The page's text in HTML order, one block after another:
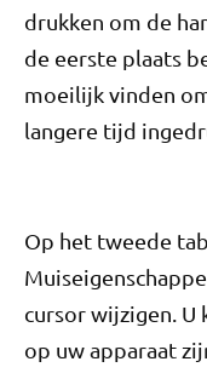
drukken om de
de eerste plaats
moeilijk vinden
langere tijd
Op het tweede
cursor wijzigen. U
op uw apparaat